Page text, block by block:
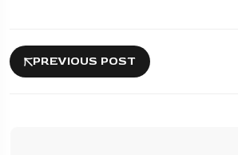
PREVIOUS POST